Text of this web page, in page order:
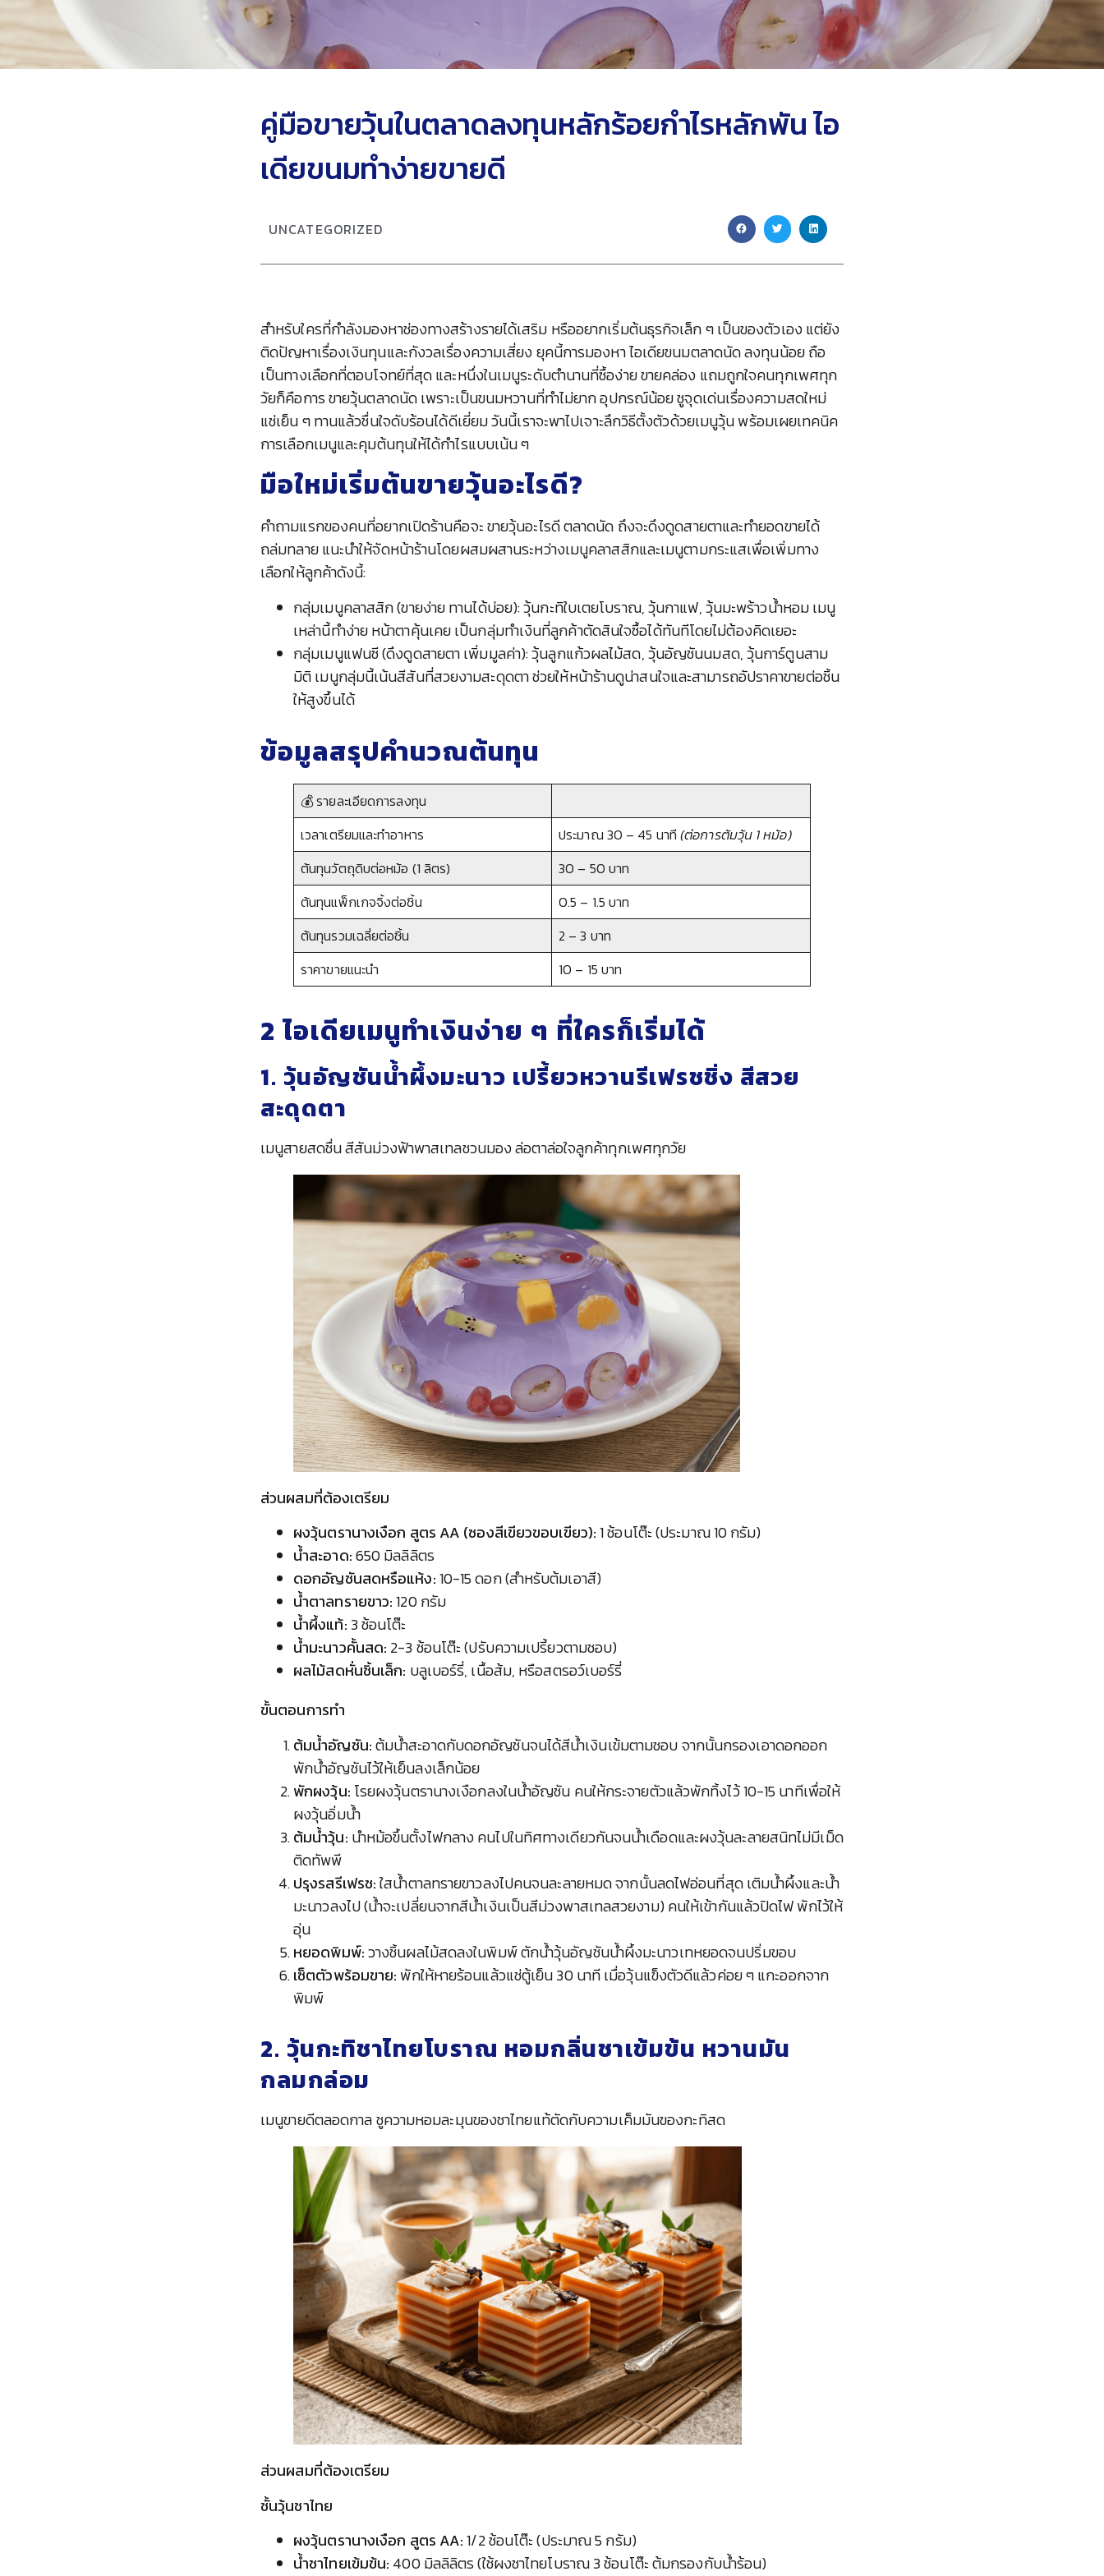
คู่มือขายวุ้นในตลาดลงทุนหลักร้อยกำไรหลักพัน ไอ
เดียขนมทำง่ายขายดี
UNCATEGORIZED
สำหรับใครที่กำลังมองหาช่องทางสร้างรายได้เสริม หรืออยากเริ่มต้นธุรกิจเล็ก ๆ เป็นของตัวเอง แต่ยัง
ติดปัญหาเรื่องเงินทุนและกังวลเรื่องความเสี่ยง ยุคนี้การมองหา ไอเดียขนมตลาดนัด ลงทุนน้อย ถือ
เป็นทางเลือกที่ตอบโจทย์ที่สุด และหนึ่งในเมนูระดับตำนานที่ซื้อง่าย ขายคล่อง แถมถูกใจคนทุกเพศทุก
วัยก็คือการ ขายวุ้นตลาดนัด เพราะเป็นขนมหวานที่ทำไม่ยาก อุปกรณ์น้อย ชูจุดเด่นเรื่องความสดใหม่
แช่เย็น ๆ ทานแล้วชื่นใจดับร้อนได้ดีเยี่ยม วันนี้เราจะพาไปเจาะลึกวิธีตั้งตัวด้วยเมนูวุ้น พร้อมเผยเทคนิค
การเลือกเมนูและคุมต้นทุนให้ได้กำไรแบบเน้น ๆ
มือใหม่เริ่มต้นขายวุ้นอะไรดี?
คำถามแรกของคนที่อยากเปิดร้านคือจะ ขายวุ้นอะไรดี ตลาดนัด ถึงจะดึงดูดสายตาและทำยอดขายได้
ถล่มทลาย แนะนำให้จัดหน้าร้านโดยผสมผสานระหว่างเมนูคลาสสิกและเมนูตามกระแสเพื่อเพิ่มทาง
เลือกให้ลูกค้าดังนี้:
กลุ่มเมนูคลาสสิก (ขายง่าย ทานได้บ่อย): วุ้นกะทิใบเตยโบราณ, วุ้นกาแฟ, วุ้นมะพร้าวน้ำหอม เมนู
เหล่านี้ทำง่าย หน้าตาคุ้นเคย เป็นกลุ่มทำเงินที่ลูกค้าตัดสินใจซื้อได้ทันทีโดยไม่ต้องคิดเยอะ
กลุ่มเมนูแฟนซี (ดึงดูดสายตา เพิ่มมูลค่า): วุ้นลูกแก้วผลไม้สด, วุ้นอัญชันนมสด, วุ้นการ์ตูนสาม
มิติ เมนูกลุ่มนี้เน้นสีสันที่สวยงามสะดุดตา ช่วยให้หน้าร้านดูน่าสนใจและสามารถอัปราคาขายต่อชิ้น
ให้สูงขึ้นได้
ข้อมูลสรุปคำนวณต้นทุน
💰 รายละเอียดการลงทุน
เวลาเตรียมและทำอาหาร
ประมาณ 30 – 45 นาที (ต่อการต้มวุ้น 1 หม้อ)
ต้นทุนวัตถุดิบต่อหม้อ (1 ลิตร)
30 – 50 บาท
ต้นทุนแพ็กเกจจิ้งต่อชิ้น
0.5 – 1.5 บาท
ต้นทุนรวมเฉลี่ยต่อชิ้น
2 – 3 บาท
ราคาขายแนะนำ
10 – 15 บาท
2 ไอเดียเมนูทำเงินง่าย ๆ ที่ใครก็เริ่มได้
1. วุ้นอัญชันน้ำผึ้งมะนาว เปรี้ยวหวานรีเฟรชชิ่ง สีสวย
สะดุดตา
เมนูสายสดชื่น สีสันม่วงฟ้าพาสเทลชวนมอง ล่อตาล่อใจลูกค้าทุกเพศทุกวัย
ส่วนผสมที่ต้องเตรียม
ผงวุ้นตรานางเงือก สูตร AA (ซองสีเขียวขอบเขียว):1 ช้อนโต๊ะ (ประมาณ 10 กรัม)
น้ำสะอาด:650 มิลลิลิตร
ดอกอัญชันสดหรือแห้ง:10-15 ดอก (สำหรับต้มเอาสี)
น้ำตาลทรายขาว:120 กรัม
น้ำผึ้งแท้: 3 ช้อนโต๊ะ
น้ำมะนาวคั้นสด: 2-3 ช้อนโต๊ะ (ปรับความเปรี้ยวตามชอบ)
ผลไม้สดหั่นชิ้นเล็ก: บลูเบอร์รี่, เนื้อส้ม, หรือสตรอว์เบอร์รี่
ขั้นตอนการทำ
ต้มน้ำอัญชัน:ต้มน้ำสะอาดกับดอกอัญชันจนได้สีน้ำเงินเข้มตามชอบ จากนั้นกรองเอาดอกออก
พักน้ำอัญชันไว้ให้เย็นลงเล็กน้อย
พักผงวุ้น: โรยผงวุ้นตรานางเงือกลงในน้ำอัญชัน คนให้กระจายตัวแล้วพักทิ้งไว้ 10-15 นาทีเพื่อให้
ผงวุ้นอิ่มน้ำ
ต้มน้ำวุ้น: นำหม้อขึ้นตั้งไฟกลาง คนไปในทิศทางเดียวกันจนน้ำเดือดและผงวุ้นละลายสนิทไม่มีเม็ด
ติดทัพพี
ปรุงรสรีเฟรช:ใสน้ำตาลทรายขาวลงไปคนจนละลายหมด จากนั้นลดไฟอ่อนที่สุด เติมน้ำผึ้งและน้ำ
มะนาวลงไป (น้ำจะเปลี่ยนจากสีน้ำเงินเป็นสีม่วงพาสเทลสวยงาม) คนให้เข้ากันแล้วปิดไฟ พักไว้ให้
อุ่น
หยอดพิมพ์:วางชิ้นผลไม้สดลงในพิมพ์ ตักน้ำวุ้นอัญชันน้ำผึ้งมะนาวเทหยอดจนปริ่มขอบ
เซ็ตตัวพร้อมขาย: พักให้หายร้อนแล้วแช่ตู้เย็น 30 นาที เมื่อวุ้นแข็งตัวดีแล้วค่อย ๆ แกะออกจาก
พิมพ์
2. วุ้นกะทิชาไทยโบราณ หอมกลิ่นชาเข้มข้น หวานมัน
กลมกล่อม
เมนูขายดีตลอดกาล ชูความหอมละมุนของชาไทยแท้ตัดกับความเค็มมันของกะทิสด
ส่วนผสมที่ต้องเตรียม
ชั้นวุ้นชาไทย
ผงวุ้นตรานางเงือก สูตร AA:1/2 ช้อนโต๊ะ (ประมาณ 5 กรัม)
น้ำชาไทยเข้มข้น: 400 มิลลิลิตร (ใช้ผงชาไทยโบราณ 3 ช้อนโต๊ะ ต้มกรองกับน้ำร้อน)